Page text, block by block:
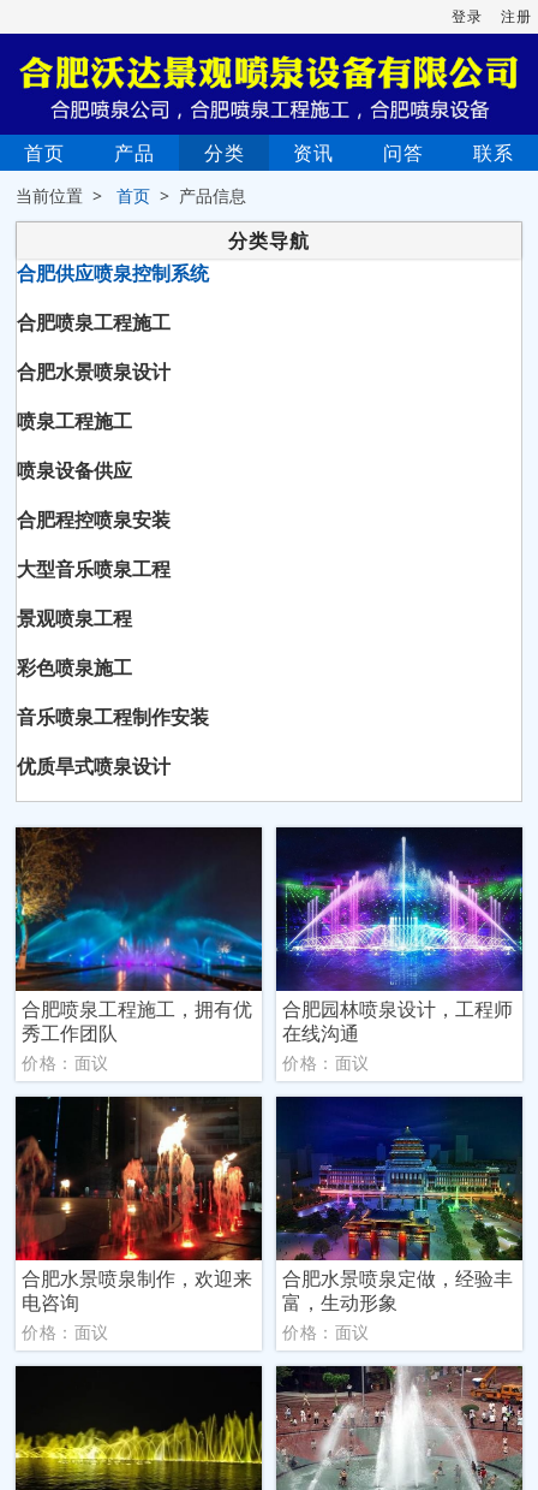
登录 注册
首页 产品 分类 资讯 问答 联系
当前位置 >首页 > 产品信息
分类导航
合肥供应喷泉控制系统
合肥喷泉工程施工
合肥水景喷泉设计
喷泉工程施工
喷泉设备供应
合肥程控喷泉安装
大型音乐喷泉工程
景观喷泉工程
彩色喷泉施工
音乐喷泉工程制作安装
优质旱式喷泉设计
合肥喷泉工程施工，拥有优
秀工作团队
价格：面议
合肥园林喷泉设计，工程师
在线沟通
价格：面议
合肥水景喷泉制作，欢迎来
电咨询
价格：面议
合肥水景喷泉定做，经验丰
富，生动形象
价格：面议